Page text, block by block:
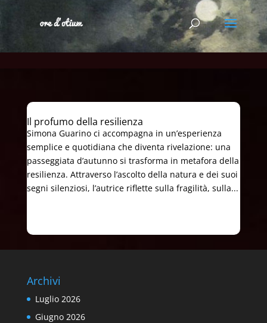
Il profumo della resilienza
Simona Guarino ci accompagna in un’esperienza
semplice e quotidiana che diventa rivelazione: una
passeggiata d’autunno si trasforma in metafora della
resilienza. Attraverso l’ascolto della natura e dei suoi
segni silenziosi, l’autrice riflette sulla fragilità, sulla...
Archivi
Luglio 2026
Giugno 2026